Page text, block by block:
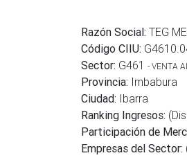
Razón Social: TEG
Código CIIU:
Sector: G461 - VENTA
Provincia: Imbabura
Ciudad: Ibarra
Ranking Ingresos:
Participación de
Empresas del Sector: